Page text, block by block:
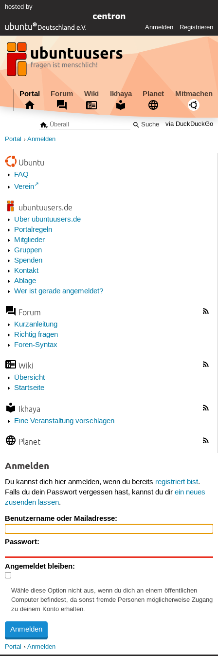
hosted by
Anmelden Registrieren
Portal Forum Wiki Ikhaya Planet Mitmachen
via DuckDuckGo
Portal Anmelden
Ubuntu
FAQ
Verein
ubuntuusers.de
Über ubuntuusers.de
Portalregeln
Mitglieder
Gruppen
Spenden
Kontakt
Ablage
Wer ist gerade angemeldet?
Forum
Kurzanleitung
Richtig fragen
Foren-Syntax
Wiki
Übersicht
Startseite
Ikhaya
Eine Veranstaltung vorschlagen
Planet
Anmelden
Du kannst dich hier anmelden, wenn du bereits registriert bist.
Falls du dein Passwort vergessen hast, kannst du dir ein neues
zusenden lassen.
Benutzername oder Mailadresse:
Passwort:
Angemeldet bleiben:
Wähle diese Option nicht aus, wenn du dich an einem öffentlichen
Computer befindest, da sonst fremde Personen möglicherweise Zugang
zu deinem Konto erhalten.
Portal Anmelden